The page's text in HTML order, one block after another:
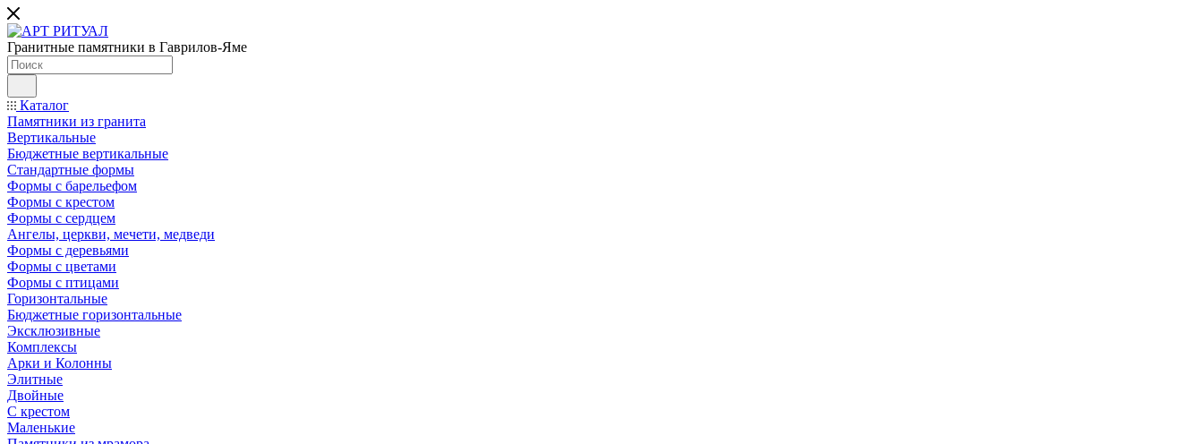
Гранитные памятники в Гаврилов-Яме
Каталог
Памятники из гранита
Вертикальные
Бюджетные вертикальные
Стандартные формы
Формы с барельефом
Формы с крестом
Формы с сердцем
Ангелы, церкви, мечети, медведи
Формы с деревьями
Формы с цветами
Формы с птицами
Горизонтальные
Бюджетные горизонтальные
Эксклюзивные
Комплексы
Арки и Колонны
Элитные
Двойные
С крестом
Маленькие